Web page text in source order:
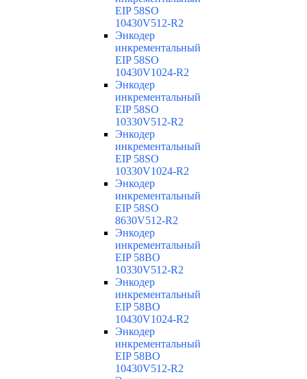
EIP 58SO
10430V512-R2
Энкодер
инкрементальный
EIP 58SO
10430V1024-R2
Энкодер
инкрементальный
EIP 58SO
10330V512-R2
Энкодер
инкрементальный
EIP 58SO
10330V1024-R2
Энкодер
инкрементальный
EIP 58SO
8630V512-R2
Энкодер
инкрементальный
EIP 58BO
10330V512-R2
Энкодер
инкрементальный
EIP 58BO
10430V1024-R2
Энкодер
инкрементальный
EIP 58BO
10430V512-R2